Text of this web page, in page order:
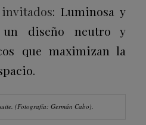
: Luminosa y
un diseño neutro y
que maximizan la
(Fotografía: Germán Cabo).